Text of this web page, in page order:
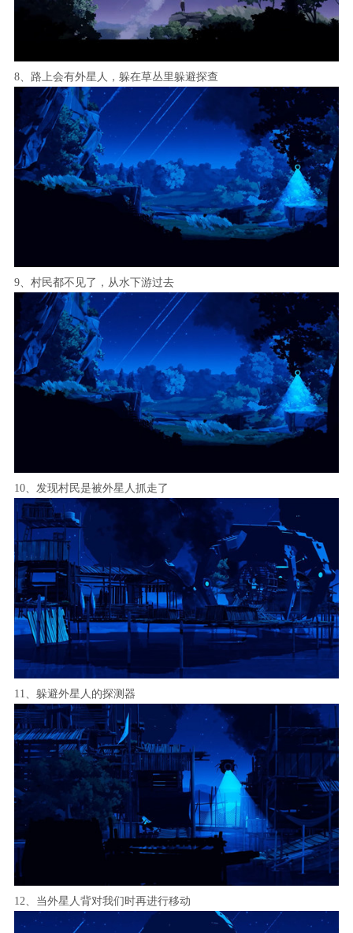
8、路上会有外星人，躲在草丛里躲避探查
9、村民都不见了，从水下游过去
10、发现村民是被外星人抓走了
11、躲避外星人的探测器
12、当外星人背对我们时再进行移动